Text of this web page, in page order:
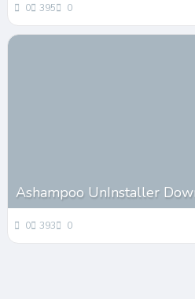
0 395 0
Ashampoo UnInstaller
0 393 0